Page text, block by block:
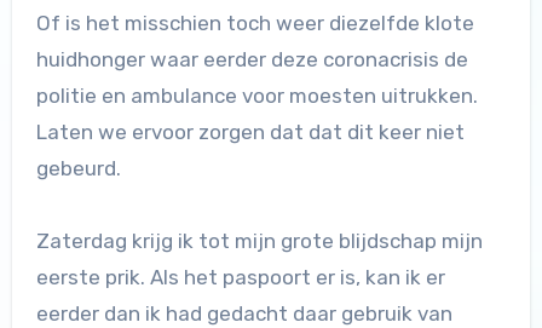
Of is het misschien toch weer diezelfde klote
huidhonger waar eerder deze coronacrisis de
politie en ambulance voor moesten uitrukken.
Laten we ervoor zorgen dat dat dit keer niet
gebeurd.
Zaterdag krijg ik tot mijn grote blijdschap mijn
eerste prik. Als het paspoort er is, kan ik er
eerder dan ik had gedacht daar gebruik van